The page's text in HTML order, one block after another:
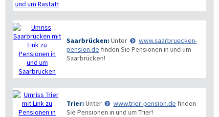
Saarbrücken: Unter
www.saarbruecken-
pension.de finden Sie Pensionen in und um
Saarbrücken!
Trier: Unter www.trier-pension.de finden
Sie Pensionen in und um Trier!